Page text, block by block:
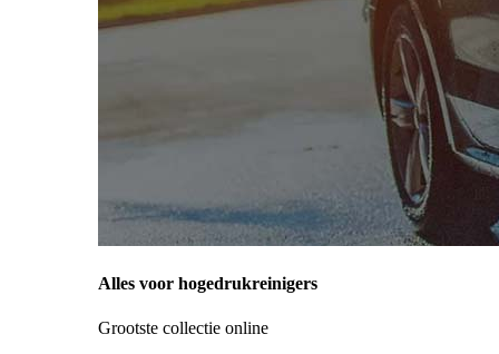
Alles voor hogedrukreinigers
Grootste collectie online